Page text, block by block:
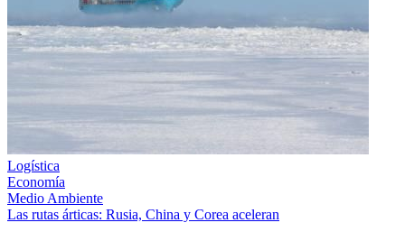
Logística
Economía
Medio Ambiente
Las rutas árticas: Rusia, China y Corea aceleran